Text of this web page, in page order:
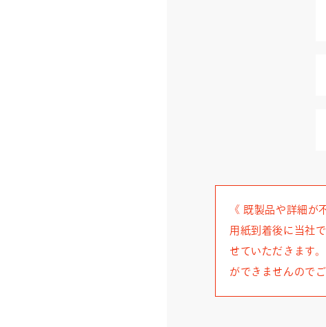
《 既製品や詳細
用紙到着後に当社
せていただきます
ができませんので